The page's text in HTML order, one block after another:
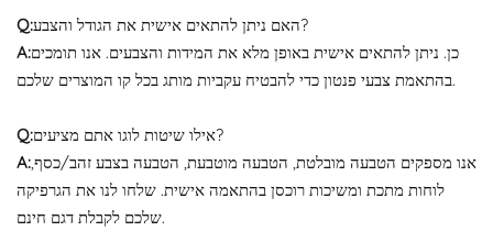
Q:
האם ניתן להתאים אישית את הגודל והצבע?
A:כן. ניתן להתאים אישית באופן מלא את המידות והצבעים. אנו תומכים
בהתאמת צבעי פנטון כדי להבטיח עקביות מותג בכל קו המוצרים שלכם.
Q:
אילו שיטות לוגו אתם מציעים?
A:אנו מספקים הטבעה מובלטת, הטבעה מוטבעת, הטבעה בצבע זהב/כסף,
לוחות מתכת ומשיכות רוכסן בהתאמה אישית. שלחו לנו את הגרפיקה
שלכם לקבלת דגם חינם.